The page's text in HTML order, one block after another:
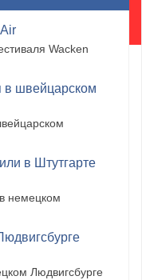
Wacken
в швейцарском
в Штутгарте
немецком
Людвигсбурге